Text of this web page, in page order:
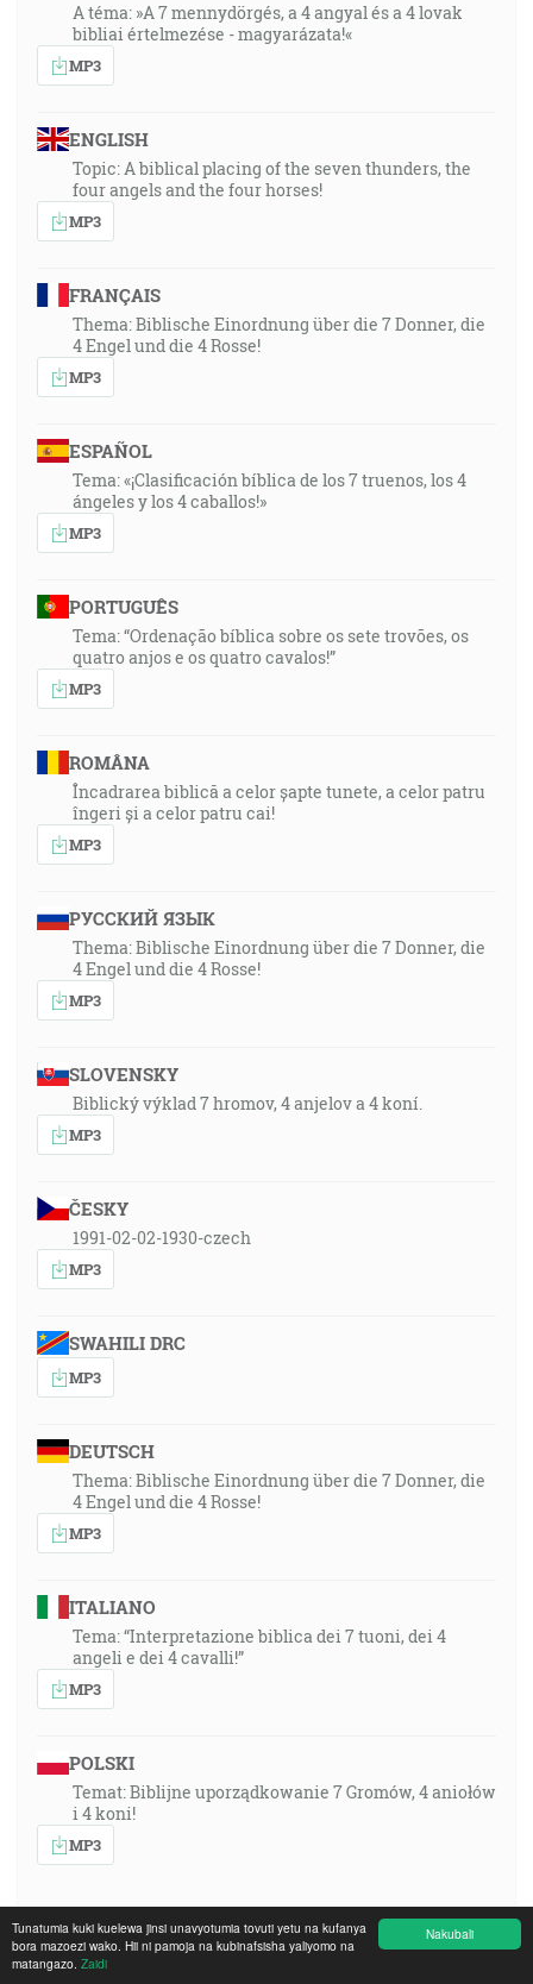
Nakubali
Tunatumia kuki kuelewa jinsi unavyotumia tovuti yetu na kufanya
bora mazoezi wako. Hii ni pamoja na kubinafsisha yaliyomo na
matangazo. Zaidi
A téma: »A 7 mennydörgés, a 4 angyal és a 4 lovak
bibliai értelmezése - magyarázata!«
MP3
ENGLISH
Topic: A biblical placing of the seven thunders, the
four angels and the four horses!
MP3
FRANÇAIS
Thema: Biblische Einordnung über die 7 Donner, die
4 Engel und die 4 Rosse!
MP3
ESPAÑOL
Tema: «¡Clasificación bíblica de los 7 truenos, los 4
ángeles y los 4 caballos!»
MP3
PORTUGUÊS
Tema: “Ordenação bíblica sobre os sete trovões, os
quatro anjos e os quatro cavalos!”
MP3
ROMÂNA
Încadrarea biblică a celor șapte tunete, a celor patru
îngeri și a celor patru cai!
MP3
РУССКИЙ ЯЗЫК
Thema: Biblische Einordnung über die 7 Donner, die
4 Engel und die 4 Rosse!
MP3
SLOVENSKY
Biblický výklad 7 hromov, 4 anjelov a 4 koní.
MP3
ČESKY
1991-02-02-1930-czech
MP3
SWAHILI DRC
MP3
DEUTSCH
Thema: Biblische Einordnung über die 7 Donner, die
4 Engel und die 4 Rosse!
MP3
ITALIANO
Tema: “Interpretazione biblica dei 7 tuoni, dei 4
angeli e dei 4 cavalli!”
MP3
POLSKI
Temat: Biblijne uporządkowanie 7 Gromów, 4 aniołów
i 4 koni!
MP3
1991-03-03 15:00, Krefeld, Germany, Missions-